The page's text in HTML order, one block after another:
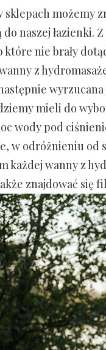
sklepach możemy
naszej łazienki.
które nie brały
z
mieli do
wody pod
w odróżnieniu od
każdej wanny z
znajdować się